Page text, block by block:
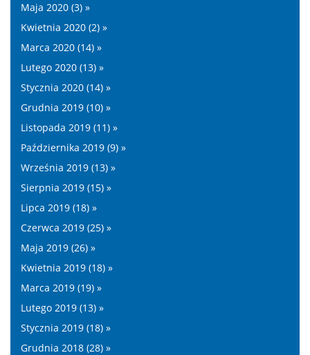
Maja 2020 (3) »
Kwietnia 2020 (2) »
Marca 2020 (14) »
Lutego 2020 (13) »
Stycznia 2020 (14) »
Grudnia 2019 (10) »
Listopada 2019 (11) »
Października 2019 (9) »
Września 2019 (13) »
Sierpnia 2019 (15) »
Lipca 2019 (18) »
Czerwca 2019 (25) »
Maja 2019 (26) »
Kwietnia 2019 (18) »
Marca 2019 (19) »
Lutego 2019 (13) »
Stycznia 2019 (18) »
Grudnia 2018 (28) »